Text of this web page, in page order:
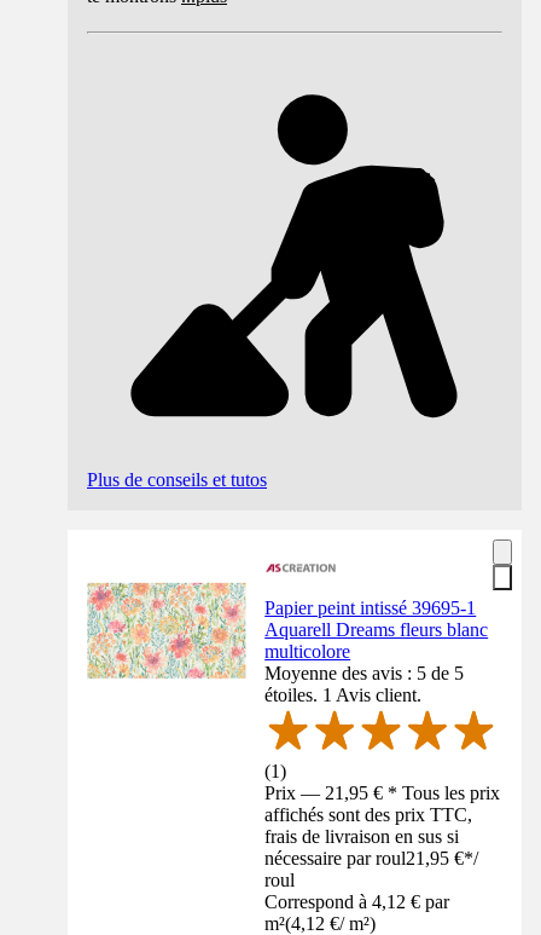
Plus de conseils et tutos
Papier peint intissé 39695-1
Aquarell Dreams fleurs blanc
multicolore
Moyenne des avis : 5 de 5
étoiles. 1 Avis client.
(1)
Prix — 21,95 € * Tous les prix
affichés sont des prix TTC,
frais de livraison en sus si
nécessaire par roul21,95 €*/
roul
Correspond à 4,12 € par
m²(4,12 €/ m²)